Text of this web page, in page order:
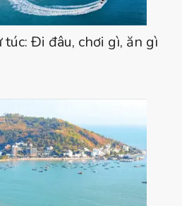
Đi đâu, chơi gì, ăn gì